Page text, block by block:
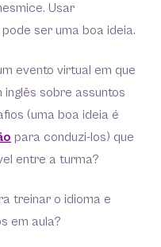
Usar
ser uma boa ideia.
evento virtual em que
sobre assuntos
(uma boa ideia é
para conduzi-los) que
entre a turma?
treinar o idioma e
em aula?